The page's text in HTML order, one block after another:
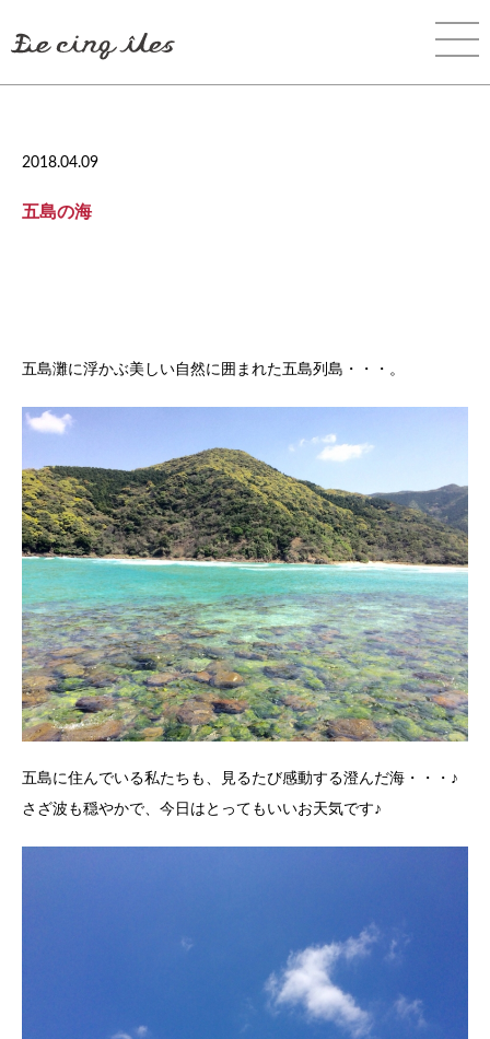
2018.04.09
五島の海
五島灘に浮かぶ美しい自然に囲まれた五島列島・・・。
五島に住んでいる私たちも、見るたび感動する澄んだ海・・・♪
さざ波も穏やかで、今日はとってもいいお天気です♪